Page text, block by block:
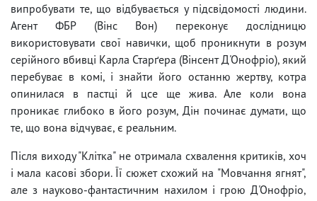
випробувати те, що відбувається у підсвідомості людини.
Агент ФБР (Вінс Вон) переконує дослідницю
використовувати свої навички, щоб проникнути в розум
серійного вбивці Карла Старґера (Вінсент Д'Онофріо), який
перебуває в комі, і знайти його останню жертву, котра
опинилася в пастці й цсе ще жива. Але коли вона
проникає глибоко в його розум, Дін починає думати, що
те, що вона відчуває, є реальним.
Після виходу "Клітка" не отримала схвалення критиків, хоч
і мала касові збори. Її сюжет схожий на "Мовчання ягнят",
але з науково-фантастичним нахилом і грою Д'Онофріо,